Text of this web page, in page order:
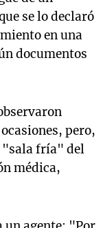
se lo declaró
en una
documentos
pero,
"sala fría" del
médica,